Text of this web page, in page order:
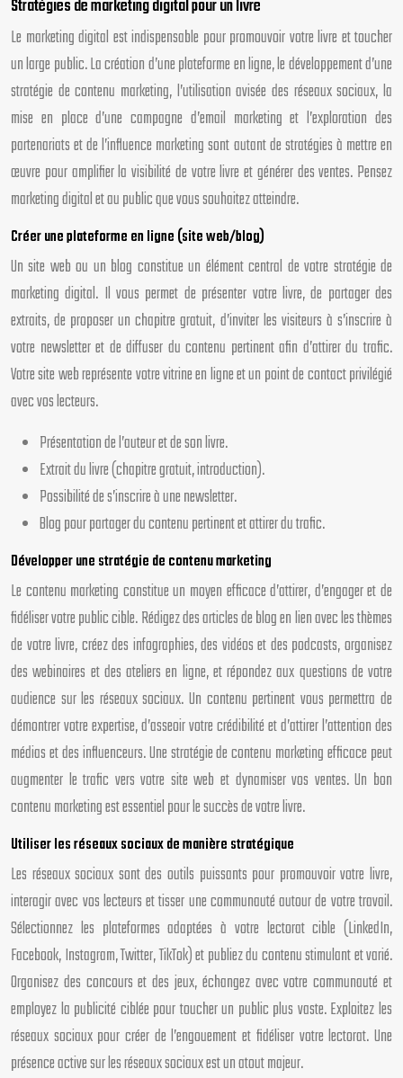
Stratégies de marketing digital pour un livre
Le marketing digital est indispensable pour promouvoir votre livre et toucher
un large public. La création d’une plateforme en ligne, le développement d’une
stratégie de contenu marketing, l’utilisation avisée des réseaux sociaux, la
mise en place d’une campagne d’email marketing et l’exploration des
partenariats et de l’influence marketing sont autant de stratégies à mettre en
œuvre pour amplifier la visibilité de votre livre et générer des ventes. Pensez
marketing digital et au public que vous souhaitez atteindre.
Créer une plateforme en ligne (site web/blog)
Un site web ou un blog constitue un élément central de votre stratégie de
marketing digital. Il vous permet de présenter votre livre, de partager des
extraits, de proposer un chapitre gratuit, d’inviter les visiteurs à s’inscrire à
votre newsletter et de diffuser du contenu pertinent afin d’attirer du trafic.
Votre site web représente votre vitrine en ligne et un point de contact privilégié
avec vos lecteurs.
Présentation de l’auteur et de son livre.
Extrait du livre (chapitre gratuit, introduction).
Possibilité de s’inscrire à une newsletter.
Blog pour partager du contenu pertinent et attirer du trafic.
Développer une stratégie de contenu marketing
Le contenu marketing constitue un moyen efficace d’attirer, d’engager et de
fidéliser votre public cible. Rédigez des articles de blog en lien avec les thèmes
de votre livre, créez des infographies, des vidéos et des podcasts, organisez
des webinaires et des ateliers en ligne, et répondez aux questions de votre
audience sur les réseaux sociaux. Un contenu pertinent vous permettra de
démontrer votre expertise, d’asseoir votre crédibilité et d’attirer l’attention des
médias et des influenceurs. Une stratégie de contenu marketing efficace peut
augmenter le trafic vers votre site web et dynamiser vos ventes. Un bon
contenu marketing est essentiel pour le succès de votre livre.
Utiliser les réseaux sociaux de manière stratégique
Les réseaux sociaux sont des outils puissants pour promouvoir votre livre,
interagir avec vos lecteurs et tisser une communauté autour de votre travail.
Sélectionnez les plateformes adaptées à votre lectorat cible (LinkedIn,
Facebook, Instagram, Twitter, TikTok) et publiez du contenu stimulant et varié.
Organisez des concours et des jeux, échangez avec votre communauté et
employez la publicité ciblée pour toucher un public plus vaste. Exploitez les
réseaux sociaux pour créer de l’engouement et fidéliser votre lectorat. Une
présence active sur les réseaux sociaux est un atout majeur.